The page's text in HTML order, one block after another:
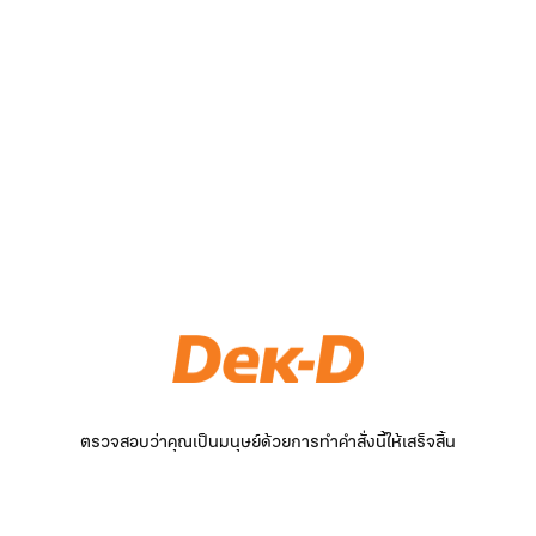
ตรวจสอบว่าคุณเป็นมนุษย์ด้วยการทำคำสั่งนี้ให้เสร็จสิ้น